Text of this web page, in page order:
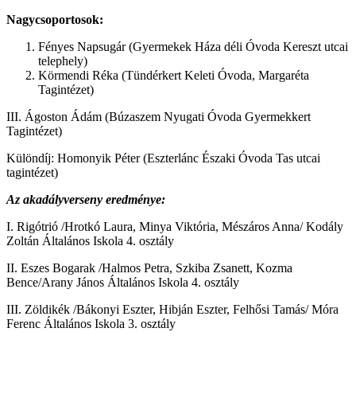
Nagycsoportosok:
Fényes Napsugár (Gyermekek Háza déli Óvoda Kereszt utcai
telephely)
Körmendi Réka (Tündérkert Keleti Óvoda, Margaréta
Tagintézet)
III. Ágoston Ádám (Búzaszem Nyugati Óvoda Gyermekkert
Tagintézet)
Különdíj: Homonyik Péter (Eszterlánc Északi Óvoda Tas utcai
tagintézet)
Az akadályverseny eredménye:
I. Rigótrió /Hrotkó Laura, Minya Viktória, Mészáros Anna/ Kodály
Zoltán Általános Iskola 4. osztály
II. Eszes Bogarak /Halmos Petra, Szkiba Zsanett, Kozma
Bence/Arany János Általános Iskola 4. osztály
III. Zöldikék /Bákonyi Eszter, Hibján Eszter, Felhősi Tamás/ Móra
Ferenc Általános Iskola 3. osztály